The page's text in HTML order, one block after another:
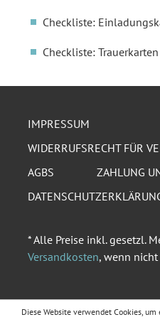
Checkliste:
Checkliste:
IMPRESSUM
WIDERRUFSRECHT FÜR
AGBS
ZAHLUNG
* Alle Preise inkl. gesetzl.
Versandkosten, wenn
Diese Website verwendet Cookies,